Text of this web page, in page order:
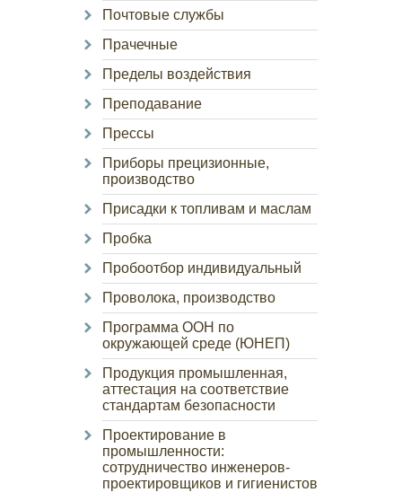
Почтовые службы
Прачечные
Пределы воздействия
Преподавание
Прессы
Приборы прецизионные,
производство
Присадки к топливам и маслам
Пробка
Пробоотбор индивидуальный
Проволока, производство
Программа ООН по
окружающей среде (ЮНЕП)
Продукция промышленная,
аттестация на соответствие
стандартам безопасности
Проектирование в
промышленности:
сотрудничество инженеров-
проектировщиков и гигиенистов